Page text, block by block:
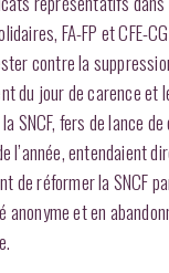
FA-FP et CFE-
contre la
du jour de carence et
SNCF, fers de lance
l’année, entendaient
de réformer la SNCF
et en